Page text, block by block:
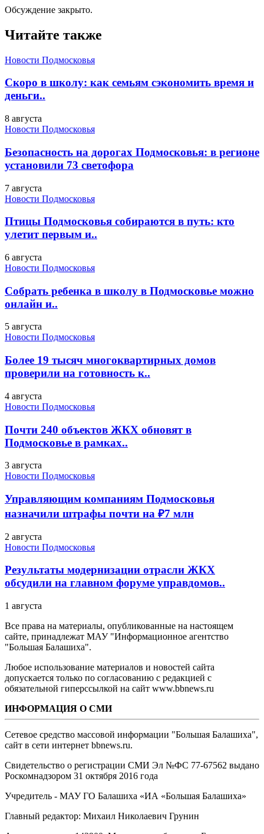
Обсуждение закрыто.
Читайте также
Новости Подмосковья
Скоро в школу: как семьям сэкономить время и
деньги..
8 августа
Новости Подмосковья
Безопасность на дорогах Подмосковья: в регионе
установили 73 светофора
7 августа
Новости Подмосковья
Птицы Подмосковья собираются в путь: кто
улетит первым и..
6 августа
Новости Подмосковья
Собрать ребенка в школу в Подмосковье можно
онлайн и..
5 августа
Новости Подмосковья
Более 19 тысяч многоквартирных домов
проверили на готовность к..
4 августа
Новости Подмосковья
Почти 240 объектов ЖКХ обновят в
Подмосковье в рамках..
3 августа
Новости Подмосковья
Управляющим компаниям Подмосковья
назначили штрафы почти на ₽7 млн
2 августа
Новости Подмосковья
Результаты модернизации отрасли ЖКХ
обсудили на главном форуме управдомов..
1 августа
Все права на материалы, опубликованные на настоящем
сайте, принадлежат МАУ "Информационное агентство
"Большая Балашиха".
Любое использование материалов и новостей сайта
допускается только по согласованию с редакцией с
обязательной гиперссылкой на сайт www.bbnews.ru
ИНФОРМАЦИЯ О СМИ
Сетевое средство массовой информации "Большая Балашиха",
сайт в сети интернет bbnews.ru.
Свидетельство о регистрации СМИ Эл №ФС ‎77-67562 выдано
Роскомнадзором 31 октября 2016 года
Учредитель - МАУ ГО Балашиха «ИА «Большая Балашиха»
Главный редактор: Михаил Николаевич Грунин